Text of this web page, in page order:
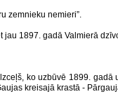
zemnieku nemieri”.
jau 1897. gadā Valmierā
ko uzbūvē 1899.
kreisajā krastā -